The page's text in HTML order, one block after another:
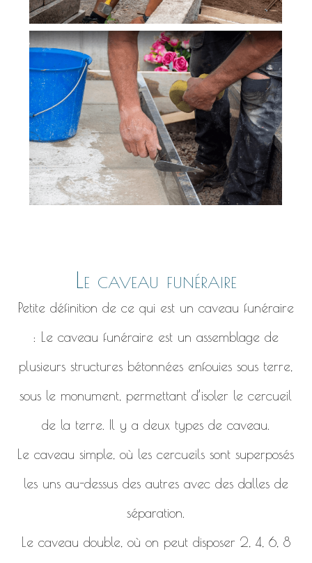
Le caveau funéraire
Petite définition de ce qui est un caveau funéraire
: Le caveau funéraire est un assemblage de
plusieurs structures bétonnées enfouies sous terre,
sous le monument, permettant d’isoler le cercueil
de la terre. Il y a deux types de caveau.
Le caveau simple, où les cercueils sont superposés
les uns au-dessus des autres avec des dalles de
séparation.
Le caveau double, où on peut disposer 2, 4, 6, 8